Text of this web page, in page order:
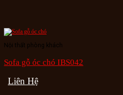
Nội thất phòng khách
Sofa gỗ óc chó IBS042
Liên Hệ